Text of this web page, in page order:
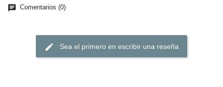
chat Comentarios (0)
edit Sea el primero en escribir una reseña